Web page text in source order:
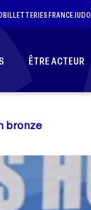
BILLETTERIES FRANCE JUDO
ÊTRE ACTEUR
bronze